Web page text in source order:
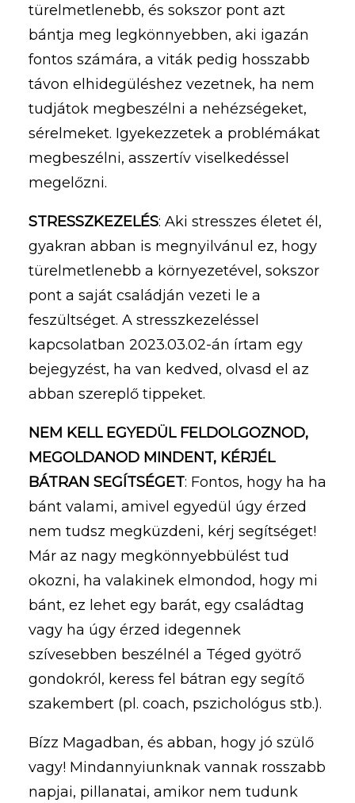
türelmetlenebb, és sokszor pont azt
bántja meg legkönnyebben, aki igazán
fontos számára, a viták pedig hosszabb
távon elhidegüléshez vezetnek, ha nem
tudjátok megbeszélni a nehézségeket,
sérelmeket. Igyekezzetek a problémákat
megbeszélni, asszertív viselkedéssel
megelőzni.
STRESSZKEZELÉS: Aki stresszes életet él,
gyakran abban is megnyilvánul ez, hogy
türelmetlenebb a környezetével, sokszor
pont a saját családján vezeti le a
feszültséget. A stresszkezeléssel
kapcsolatban 2023.03.02-án írtam egy
bejegyzést, ha van kedved, olvasd el az
abban szereplő tippeket.
NEM KELL EGYEDÜL FELDOLGOZNOD,
MEGOLDANOD MINDENT, KÉRJÉL
BÁTRAN SEGÍTSÉGET: Fontos, hogy ha ha
bánt valami, amivel egyedül úgy érzed
nem tudsz megküzdeni, kérj segítséget!
Már az nagy megkönnyebbülést tud
okozni, ha valakinek elmondod, hogy mi
bánt, ez lehet egy barát, egy családtag
vagy ha úgy érzed idegennek
szívesebben beszélnél a Téged gyötrő
gondokról, keress fel bátran egy segítő
szakembert (pl. coach, pszichológus stb.).
Bízz Magadban, és abban, hogy jó szülő
vagy! Mindannyiunknak vannak rosszabb
napjai, pillanatai, amikor nem tudunk